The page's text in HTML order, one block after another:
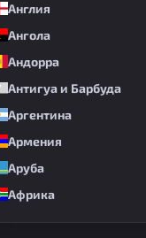
Англия
Ангола
Андорра
Антигуа и Барбуда
Аргентина
Армения
Аруба
Африка